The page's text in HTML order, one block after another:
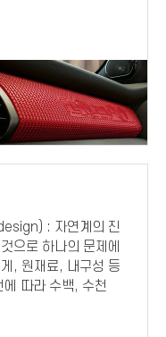
: 자연계의 진
으로 하나의 문제에
, 원재료, 내구성 등
따라 수백, 수천